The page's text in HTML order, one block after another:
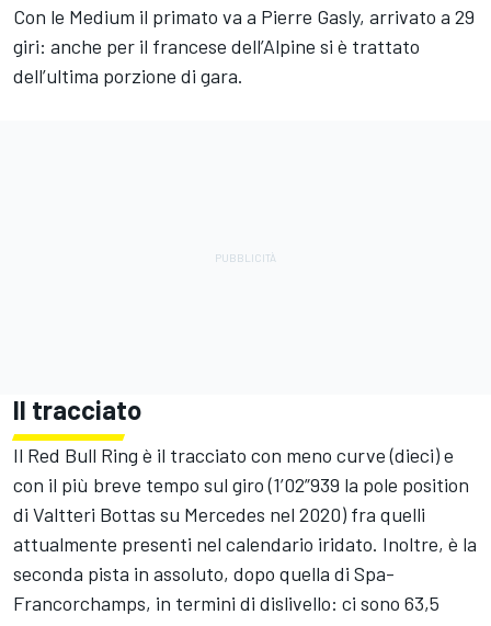
Con le Medium il primato va a Pierre Gasly, arrivato a 29
giri: anche per il francese dell’Alpine si è trattato
dell’ultima porzione di gara.
Il tracciato
Il Red Bull Ring è il tracciato con meno curve (dieci) e
con il più breve tempo sul giro (1’02”939 la pole position
di Valtteri Bottas su Mercedes nel 2020) fra quelli
attualmente presenti nel calendario iridato. Inoltre, è la
seconda pista in assoluto, dopo quella di Spa-
Francorchamps, in termini di dislivello: ci sono 63,5